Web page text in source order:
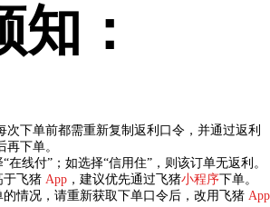
知：
次下单前都需重新复制返利口令，并通过返利
下单。
在线付”；如选择“信用住”，则该订单无返利。
于飞猪 App ，建议优先通过飞猪小程序下单。
的情况，请重新获取下单口令后，改用飞猪 App